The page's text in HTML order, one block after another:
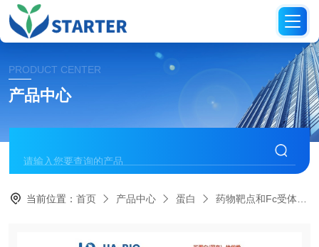
PRODUCT CENTER
产品中心
当前位置：首页 产品中心 蛋白 药物靶点和Fc受体